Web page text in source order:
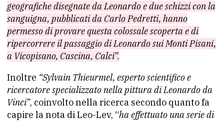
geografiche disegnate da Leonardo e due schizzi con la
sanguigna, pubblicati da Carlo Pedretti, hanno
permesso di provare questa colossale scoperta e di
ripercorrere il passaggio di Leonardo sui Monti Pisani,
a Vicopisano, Cascina, Calci”.
Inoltre “Sylvain Thieurmel, esperto scientifico e
ricercatore specializzato nella pittura di Leonardo da
Vinci”, coinvolto nella ricerca secondo quanto fa
capire la nota di Leo-Lev, “ha effettuato una serie di